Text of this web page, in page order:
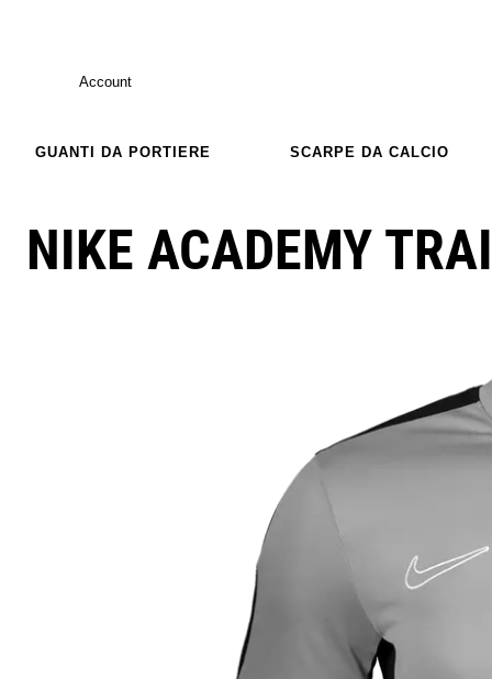
Account
GUANTI DA PORTIERE SCARPE DA CALCIO
NIKE ACADEMY